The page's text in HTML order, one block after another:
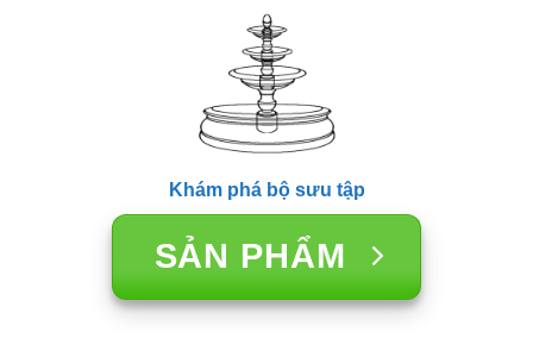
Khám phá bộ sưu tập
SẢN PHẨM